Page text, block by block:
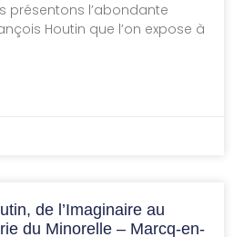
présentons l’abondante
Houtin que l’on expose à
de l’Imaginaire au
du Minorelle – Marcq-en-